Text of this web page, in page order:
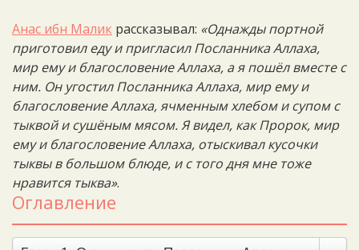
Анас ибн Малик рассказывал: «Однажды портной
приготовил еду и пригласил Посланника Аллаха,
мир ему и благословение Аллаха, а я пошёл вместе с
ним. Он угостил Посланника Аллаха, мир ему и
благословение Аллаха, ячменным хлебом и супом с
тыквой и сушёным мясом. Я видел, как Пророк, мир
ему и благословение Аллаха, отыскивал кусочки
тыквы в большом блюде, и с того дня мне тоже
нравится тыква».
Оглавление